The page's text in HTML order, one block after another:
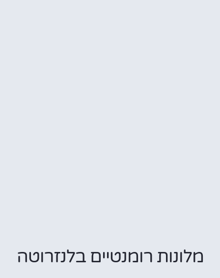
מלונות רומנטיים בלנזרוטה